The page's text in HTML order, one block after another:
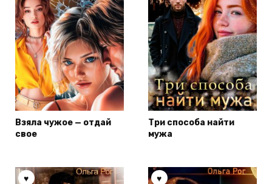
Взяла чужое — отдай
свое
Три способа найти
мужа